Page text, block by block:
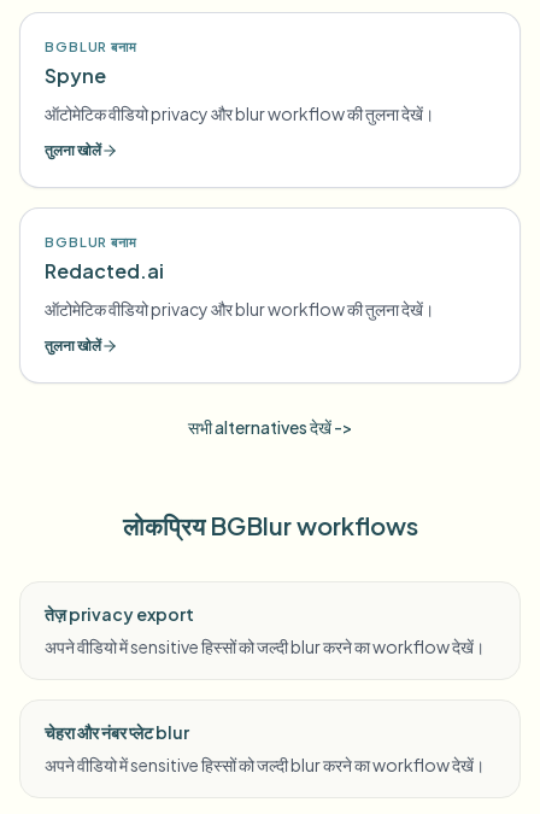
BGBLUR बनाम
Spyne
ऑटोमेटिक वीडियो privacy और blur workflow की तुलना देखें।
तुलना खोलें
BGBLUR बनाम
Redacted.ai
ऑटोमेटिक वीडियो privacy और blur workflow की तुलना देखें।
तुलना खोलें
सभी alternatives देखें ->
लोकप्रिय BGBlur workflows
तेज़ privacy export
अपने वीडियो में sensitive हिस्सों को जल्दी blur करने का workflow देखें।
चेहरा और नंबर प्लेट blur
अपने वीडियो में sensitive हिस्सों को जल्दी blur करने का workflow देखें।